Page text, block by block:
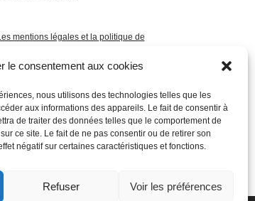
le consentement aux cookies
nous utilisons des technologies telles que les
aux informations des appareils. Le fait de consentir à
de traiter des données telles que le comportement de
ce site. Le fait de ne pas consentir ou de retirer son
négatif sur certaines caractéristiques et fonctions.
Refuser Voir les préférences
mentions légales et la politique de